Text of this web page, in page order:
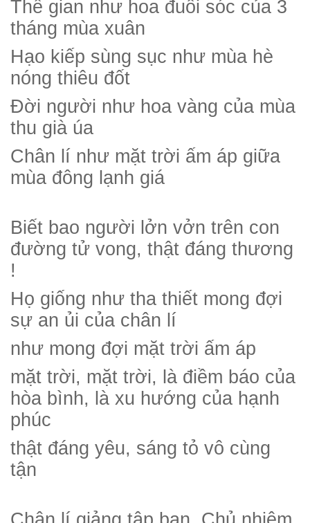
Thế gian như hoa đuôi sóc của 3
tháng mùa xuân
Hạo kiếp sùng sục như mùa hè
nóng thiêu đốt
Đời người như hoa vàng của mùa
thu già úa
Chân lí như mặt trời ấm áp giữa
mùa đông lạnh giá
Biết bao người lởn vởn trên con
đường tử vong, thật đáng thương
!
Họ giống như tha thiết mong đợi
sự an ủi của chân lí
như mong đợi mặt trời ấm áp
mặt trời, mặt trời, là điềm báo của
hòa bình, là xu hướng của hạnh
phúc
thật đáng yêu, sáng tỏ vô cùng
tận